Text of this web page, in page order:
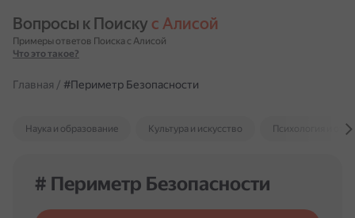
Вопросы к Поиску с Алисой
Примеры ответов Поиска с Алисой
Что это такое?
Главная / #Периметр Безопасности
Наука и образование Культура и искусство Психология и
# Периметр Безопасности